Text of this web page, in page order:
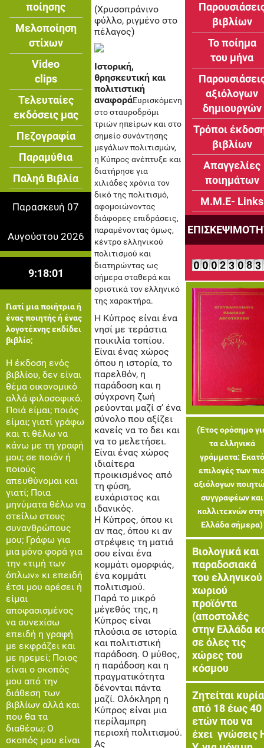
ποίησης
Μελοποίηση
στίχων
Video
clips
Τελευταίες
εκδόσεις μας
Πεζογραφία
Παραμύθια
Παληά Βιβλία
Παρασκευή 07
Αυγούστου 2026
9:18:01
Γιατί μια ποιήτρια ή
ένας ποιητής ή ένας
λογοτέχνης εκδίδει
βιβλίο;
Η έκδοση ενός
βιβλίου, δεν είναι
θέμα οικονομικό
αλλά φιλοσοφικό.
Ποιά είμαι; ποιός
είμαι; γιατί γράφω
και τι θέλω να
κάνω με τη γραφή
μου; σε ποιόν ή
ποιούς
απευθύνομαι και
γιατί; Ποια
μηνύματα θέλω να
στείλω στους
συνανθρώπους
μου; Γράφω για
μια μόνο φορά για
την «τιμή των
όπλων» κι επειδή
έτσι μου αρέσει ή
είμαι
αποφασισμένος
να συνεχίσω
επειδή η γραφή
με εκφράζει και
με ηρεμεί; Ποιος
είναι ο σκοπός
μου από την
διάθεση των
βιβλίων αλλά και
που θα τα
διαθέσω; Ο
σκοπός μου είναι
(Χρυσοπράνινο
φύλλο, ριγμένο στο
πέλαγος)
Ιστορική,
θρησκευτική και
πολιτιστική
αναφοράΕυρισκόμενη
στο σταυροδρόμι
τριών ηπείρων και στο
σημείο συνάντησης
μεγάλων πολιτισμών,
η Κύπρος ανέπτυξε και
διατήρησε για
χιλιάδες χρόνια τον
δικό της πολιτισμό,
αφομοιώνοντας
διάφορες επιδράσεις,
παραμένοντας όμως,
κέντρο ελληνικού
πολιτισμού και
διατηρώντας ως
σήμερα σταθερά και
οριστικά τον ελληνικό
της χαρακτήρα.
Η Κύπρος είναι ένα
νησί με τεράστια
ποικιλία τοπίου.
Είναι ένας χώρος
όπου η ιστορία, το
παρελθόν, η
παράδοση και η
σύγχρονη ζωή
ρεύονται μαζί σ’ ένα
σύνολο που αξίζει
κανείς να το δει και
να το μελετήσει.
Είναι ένας χώρος
ιδιαίτερα
προικισμένος από
τη φύση,
ευχάριστος και
ιδανικός.
Η Κύπρος, όπου κι
αν πας, όπου κι αν
στρέψεις τη ματιά
σου είναι ένα
κομμάτι ομορφιάς,
ένα κομμάτι
πολιτισμού.
Παρά το μικρό
μέγεθός της, η
Κύπρος είναι
πλούσια σε ιστορία
και πολιτιστική
παράδοση. Ο μύθος,
η παράδοση και η
πραγματικότητα
δένονται πάντα
μαζί. Ολόκληρη η
Κύπρος είναι μια
περίλαμπρη
περιοχή πολιτισμού.
Ας
βιβλίων
Το ποίημα
του μήνα
αξιόλογων
δημιουργών
Τρόποι
βιβλίων
Απαγγελίες
ποιημάτων
Μ.Μ.Ε- Links
(Έτος ορόσημο
τα ελληνικά
γράμματα: Εκατό
επιλογές των
αξιόλογων
συγγραφέων και
καλλιτεχνών
Ελλάδα σήμερα)
Βιολογικά και
παραδοσιακά
του ελληνικού
χωριού
προϊόντα
(αποστολές
στην Ελλάδα
σε όλες τις
χώρες του
κόσμου
Ζητείται κυρία
από 18 έως 40
ετών που να
έχει γνώσεις